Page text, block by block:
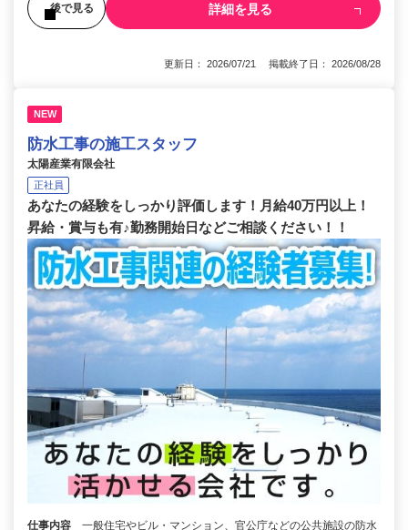
後で見る 詳細を見る
更新日： 2026/07/21 掲載終了日： 2026/08/28
NEW
防水工事の施工スタッフ
太陽産業有限会社
正社員
あなたの経験をしっかり評価します！月給40万円以上！
昇給・賞与も有♪勤務開始日などご相談ください！！
仕事内容 一般住宅やビル・マンション、官公庁などの公共施設の防水